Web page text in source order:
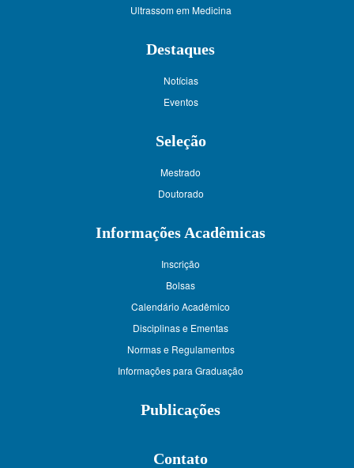
Ultrassom em Medicina
Destaques
Notícias
Eventos
Seleção
Mestrado
Doutorado
Informações Acadêmicas
Inscrição
Bolsas
Calendário Acadêmico
Disciplinas e Ementas
Normas e Regulamentos
Informações para Graduação
Publicações
Contato